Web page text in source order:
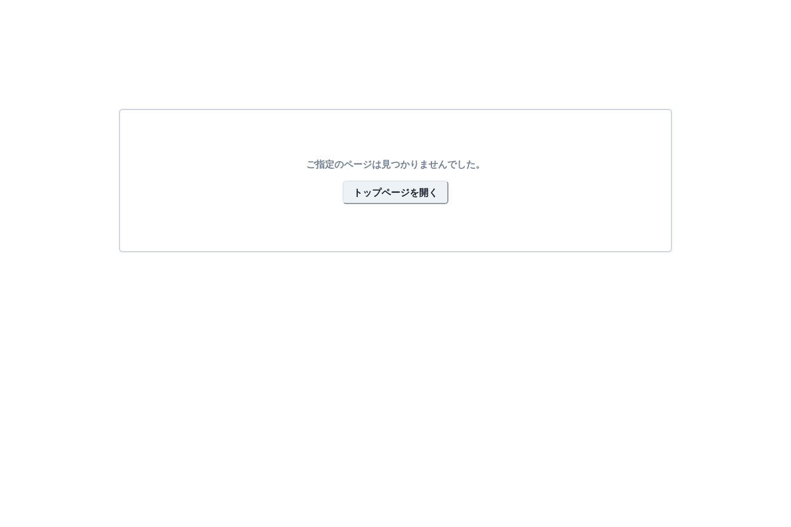
ご指定のページは見つかりませんでした。
トップページを開く